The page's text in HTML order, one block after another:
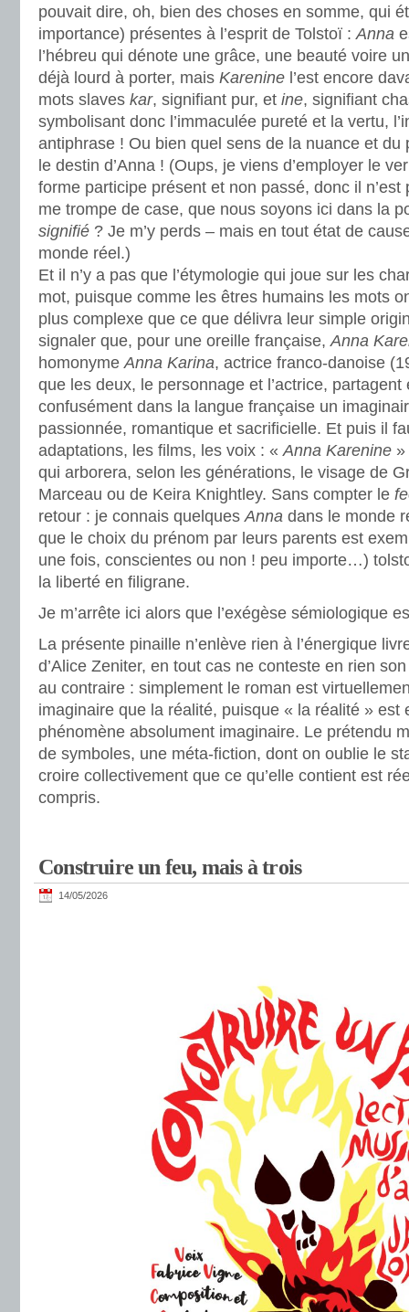
pouvait dire, oh, bien des choses en somme, qui
importance) présentes à l’esprit de Tolstoï :Anna
l’hébreu qui dénote une grâce, une beauté voire
déjà lourd à porter, mais Karenine l’est encore
mots slaves kar, signifiant pur, et ine, signifiant
symbolisant donc l’immaculée pureté et la vertu,
antiphrase ! Ou bien quel sens de la nuance et du
le destin d’Anna ! (Oups, je viens d’employer le
forme participe présent et non passé, donc il
me trompe de case, que nous soyons ici dans la
signifié ? Je m’y perds – mais en tout état de
monde réel.)
Et il n’y a pas que l’étymologie qui joue sur les
mot, puisque comme les êtres humains les mots
plus complexe que ce que délivra leur simple
signaler que, pour une oreille française,Anna
homonymeAnna Karina, actrice franco-danoise
que les deux, le personnage et l’actrice, partagent
confusément dans la langue française un
passionnée, romantique et sacrificielle. Et puis il
adaptations, les films, les voix : «Anna Karenine
qui arborera, selon les générations, le visage de
Marceau ou de Keira Knightley. Sans compter le
retour : je connais quelquesAnna dans le monde
que le choix du prénom par leurs parents est
une fois, conscientes ou non ! peu importe…)
la liberté en filigrane.
Je m’arrête ici alors que l’exégèse sémiologique
La présente pinaille n’enlève rien à l’énergique
d’Alice Zeniter, en tout cas ne conteste en rien
au contraire : simplement le roman est
imaginaire que la réalité, puisque « la réalité » est
phénomène absolument imaginaire. Le prétendu
de symboles, une méta-fiction, dont on oublie le
croire collectivement que ce qu’elle contient est
compris.
Construire un feu, mais à trois
14/05/2026